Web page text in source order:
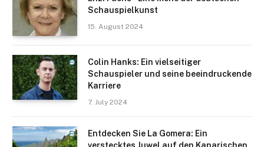
Schauspielkunst
15. August 2024
Colin Hanks: Ein vielseitiger
Schauspieler und seine beeindruckende
Karriere
7. July 2024
Entdecken Sie La Gomera: Ein
verstecktes Juwel auf den Kanarischen